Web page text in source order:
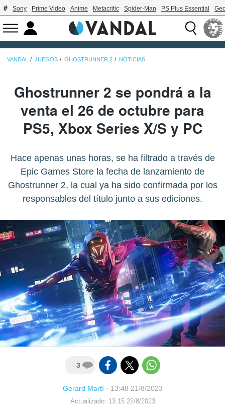
Sony Prime Video Anime Metacritic Spider-Man PS Plus Essential
VANDAL JUEGOS GHOSTRUNNER 2 NOTICIAS
Ghostrunner 2 se pondrá a la
venta el 26 de octubre para
PS5, Xbox Series X/S y PC
Hace apenas unas horas, se ha filtrado a través de
Epic Games Store la fecha de lanzamiento de
Ghostrunner 2, la cual ya ha sido confirmada por los
responsables del título junto a sus ediciones.
3
Gerard Martí· 13:48 21/8/2023
Actualizado: 13:15 22/8/2023